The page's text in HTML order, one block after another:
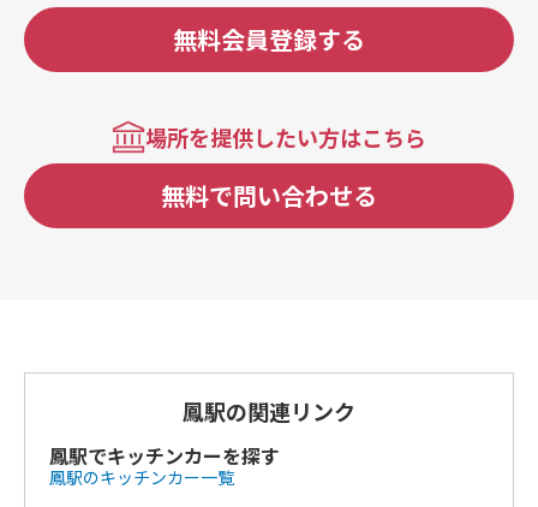
無料会員登録する
場所を提供したい方はこちら
無料で問い合わせる
鳳駅の関連リンク
鳳駅でキッチンカーを探す
鳳駅のキッチンカー一覧